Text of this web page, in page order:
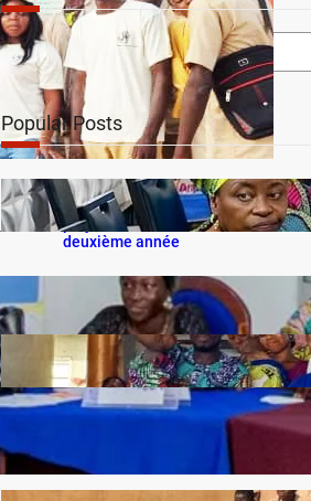
Popular Posts
VIA-ME et ses partenaires passent
projet Voix EssentiELLES entre
deuxième année
Fentes labiales et palatines : VIA-
professionnels de santé et jeunes
meilleure prise en charge